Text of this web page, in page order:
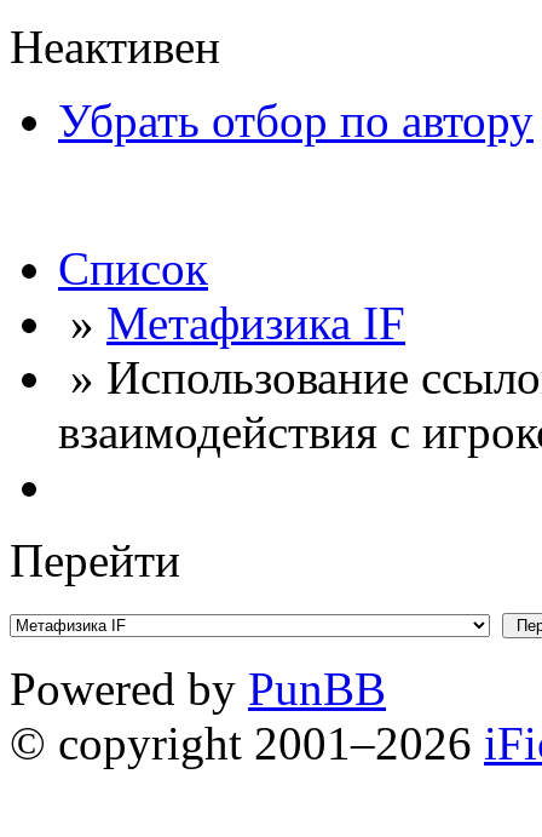
Неактивен
Убрать отбор по автору
Список
» Метафизика IF
» Использование
взаимодействия с
Перейти
Powered by PunBB
© copyright 2001–2026